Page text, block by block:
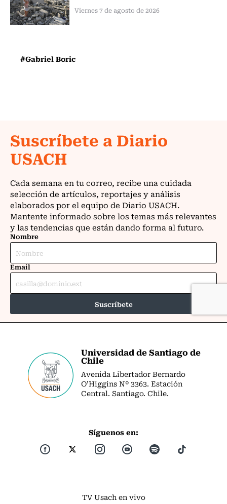
Viernes 7 de agosto de 2026
#Gabriel Boric
Universidad de Santiago de
Chile
Avenida Libertador Bernardo
O’Higgins Nº 3363. Estación
Central. Santiago. Chile.
Síguenos en:
TV Usach en vivo